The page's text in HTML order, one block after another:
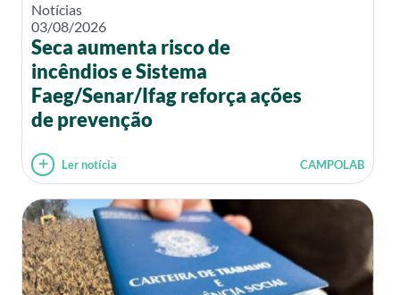
Notícias
03/08/2026
Seca aumenta risco de
incêndios e Sistema
Faeg/Senar/Ifag reforça ações
de prevenção
Ler notícia CAMPOLAB